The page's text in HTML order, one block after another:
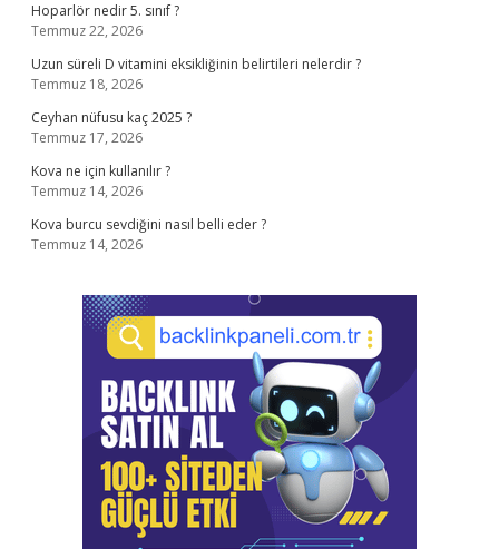
Hoparlör nedir 5. sınıf ?
Temmuz 22, 2026
Uzun süreli D vitamini eksikliğinin belirtileri nelerdir ?
Temmuz 18, 2026
Ceyhan nüfusu kaç 2025 ?
Temmuz 17, 2026
Kova ne için kullanılır ?
Temmuz 14, 2026
Kova burcu sevdiğini nasıl belli eder ?
Temmuz 14, 2026